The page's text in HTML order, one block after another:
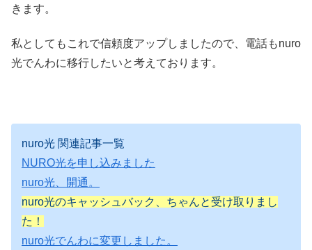
きます。
私としてもこれで信頼度アップしましたので、電話もnuro
光でんわに移行したいと考えております。
nuro光 関連記事一覧
NURO光を申し込みました
nuro光、開通。
nuro光のキャッシュバック、ちゃんと受け取りまし
た！
nuro光でんわに変更しました。